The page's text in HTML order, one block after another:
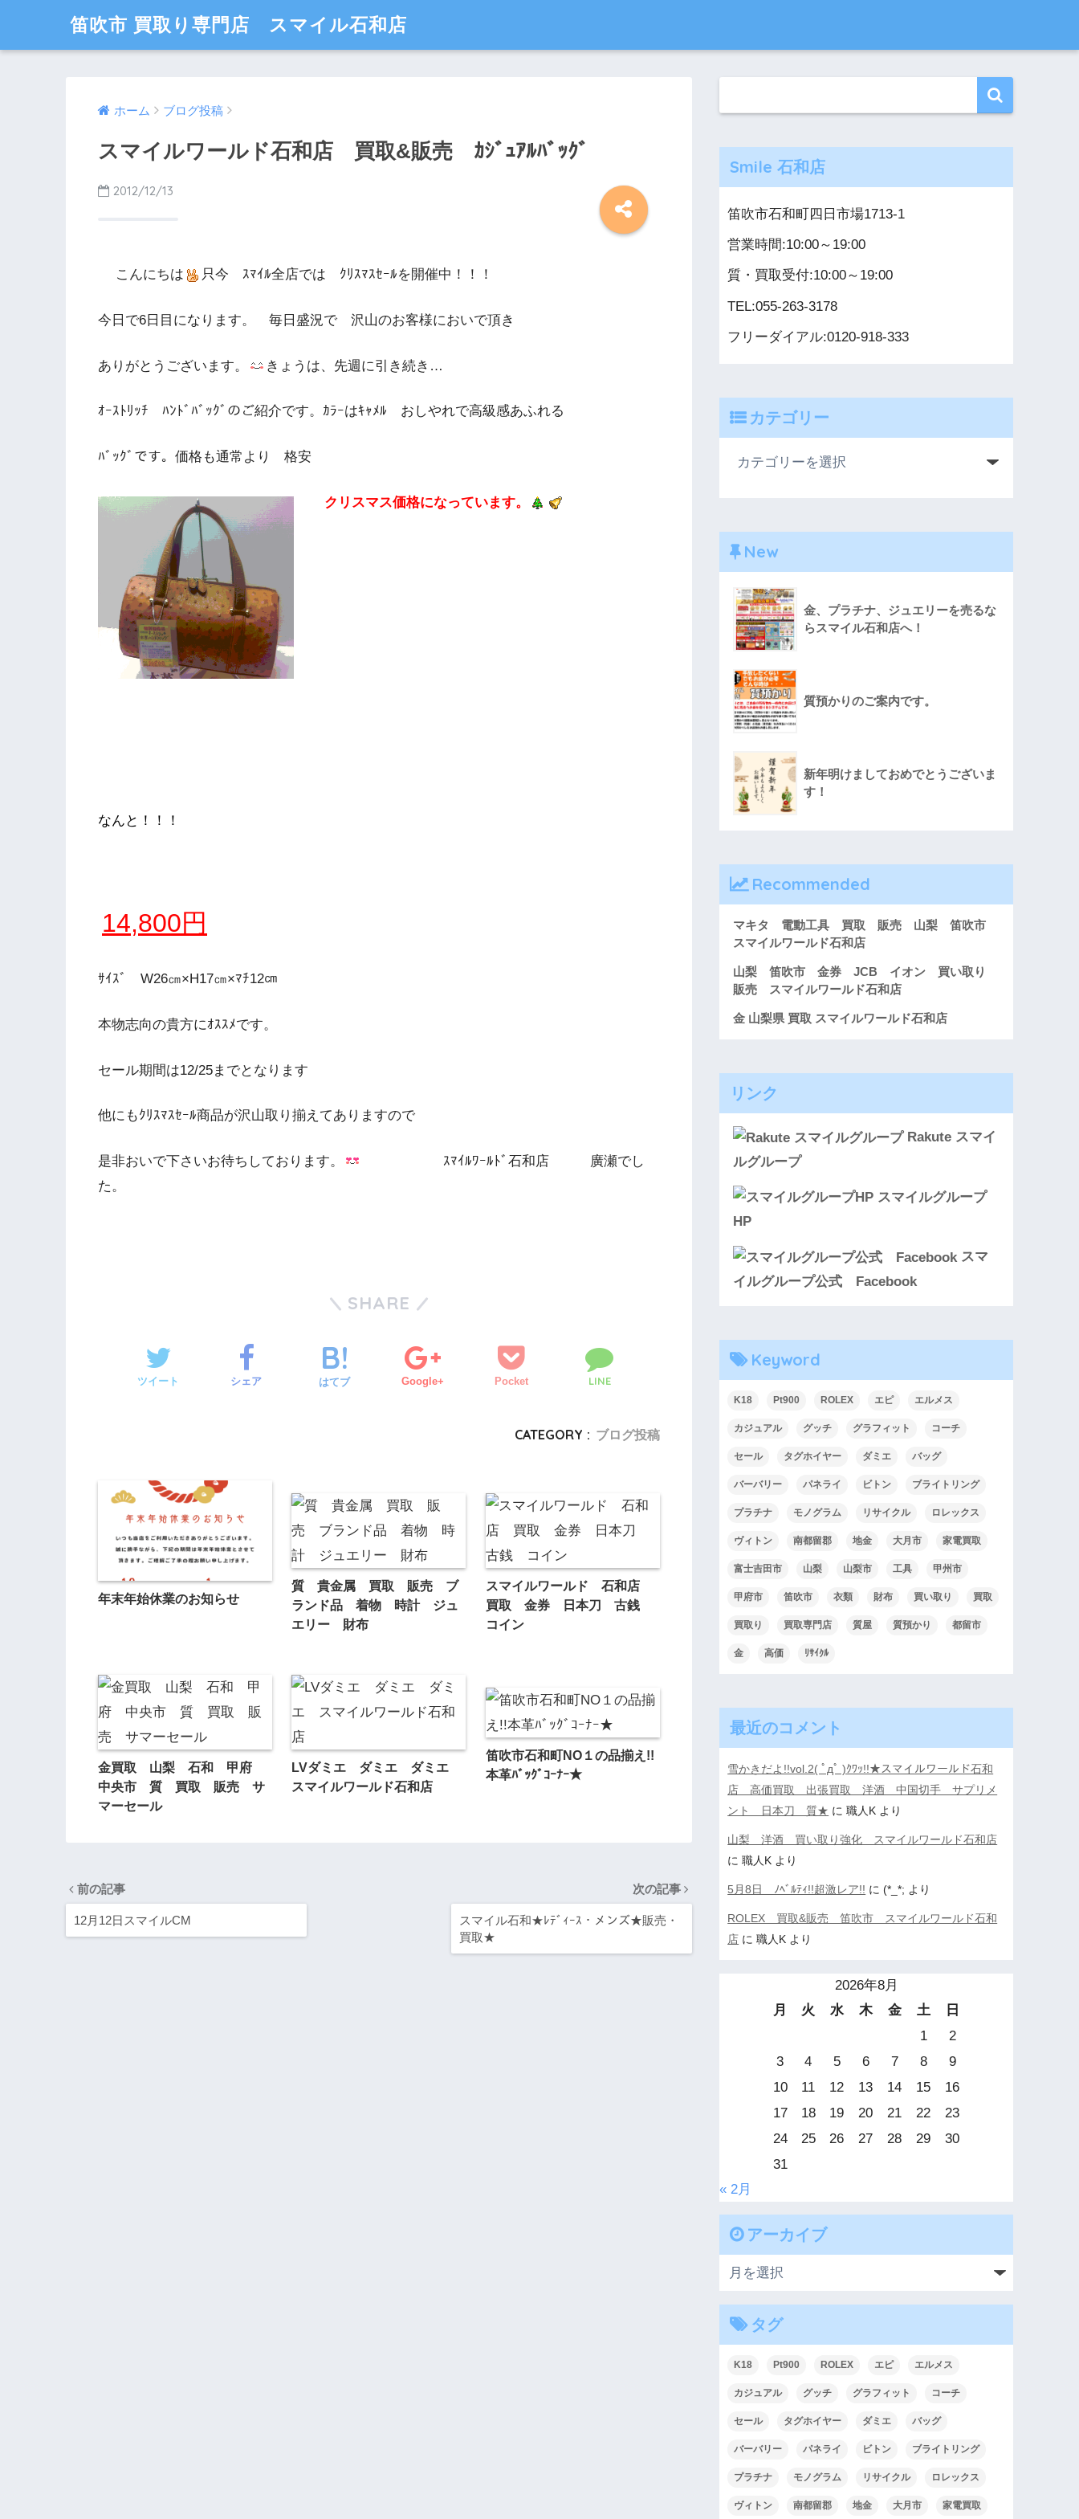
笛吹市 買取り専門店 スマイル石和店
ホーム ブログ投稿
スマイルワールド石和店 買取&販売 ｶｼﾞｭｱﾙﾊﾞｯｸﾞ
2012/12/13
こんにちは 只今 ｽﾏｲﾙ全店では ｸﾘｽﾏｽｾｰﾙを開催中！！！
今日で6日目になります。 毎日盛況で 沢山のお客様においで頂き
ありがとうございます。 きょうは、先週に引き続き…
ｵｰｽﾄﾘｯﾁ ﾊﾝﾄﾞﾊﾞｯｸﾞのご紹介です。ｶﾗｰはｷｬﾒﾙ おしやれで高級感あふれる
ﾊﾞｯｸﾞです。価格も通常より 格安
クリスマス価格になっています。
なんと！！！
14,800円
ｻｲｽﾞ W26㎝×H17㎝×ﾏﾁ12㎝
本物志向の貴方にｵｽｽﾒです。
セール期間は12/25までとなります
他にもｸﾘｽﾏｽｾｰﾙ商品が沢山取り揃えてありますので
是非おいで下さいお待ちしております。
ｽﾏｲﾙﾜｰﾙﾄﾞ石和店 廣瀬でし
た。
SHARE
ツイート シェア はてブ Google+ Pocket LINE
CATEGORY : ブログ投稿
年末年始休業のお知らせ
質 貴金属 買取 販売 ブ
ランド品 着物 時計 ジュ
エリー 財布
スマイルワールド 石和店
買取 金券 日本刀 古銭
コイン
金買取 山梨 石和 甲府
中央市 質 買取 販売 サ
マーセール
LVダミエ ダミエ ダミエ
スマイルワールド石和店
笛吹市石和町NO１の品揃え!!
本革ﾊﾞｯｸﾞｺｰﾅｰ★
前の記事
12月12日スマイルCM
次の記事
スマイル石和★ﾚﾃﾞｨｰｽ・メンズ★販売・
買取★
Smile 石和店
笛吹市石和町四日市場1713-1
営業時間:10:00～19:00
質・買取受付:10:00～19:00
TEL:055-263-3178
フリーダイアル:0120-918-333
カテゴリー
New
金、プラチナ、ジュエリーを売るな
らスマイル石和店へ！
質預かりのご案内です。
新年明けましておめでとうございま
す！
Recommended
マキタ 電動工具 買取 販売 山梨 笛吹市
スマイルワールド石和店
山梨 笛吹市 金券 JCB イオン 買い取り
販売 スマイルワールド石和店
金 山梨県 買取 スマイルワールド石和店
リンク
Rakute スマイ
ルグループ
スマイルグループ
HP
スマ
イルグループ公式 Facebook
Keyword
K18 Pt900 ROLEX エピ エルメス
カジュアル グッチ グラフィット コーチ
セール タグホイヤー ダミエ バッグ
バーバリー パネライ ビトン ブライトリング
プラチナ モノグラム リサイクル ロレックス
ヴィトン 南都留郡 地金 大月市 家電買取
富士吉田市 山梨 山梨市 工具 甲州市
甲府市 笛吹市 衣類 財布 買い取り 買取
買取り 買取専門店 質屋 質預かり 都留市
金 高価 ﾘｻｲｸﾙ
最近のコメント
雪かきだよ!!vol.2( ﾟдﾟ )ｸﾜｯ!!★スマイルワールド石和
店 高価買取 出張買取 洋酒 中国切手 サプリメ
ント 日本刀 質★ に職人K より
山梨 洋酒 買い取り強化 スマイルワールド石和店
に職人K より
5月8日 ﾉﾍﾞﾙﾃｨ!!超激レア!! に (*_*; より
ROLEX 買取&販売 笛吹市 スマイルワールド石和
店 に職人K より
2026年8月
月
火 水 木 金 土
日
1
2
3
4 5 6 7 8
9
10
11 12 13 14 15
16
17
18 19 20 21 22
23
24
25 26 27 28 29
30
31
« 2月
アーカイブ
タグ
K18 Pt900 ROLEX エピ エルメス
カジュアル グッチ グラフィット コーチ
セール タグホイヤー ダミエ バッグ
バーバリー パネライ ビトン ブライトリング
プラチナ モノグラム リサイクル ロレックス
ヴィトン 南都留郡 地金 大月市 家電買取